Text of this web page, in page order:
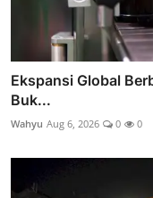
Ekspansi Global
Buk...
Wahyu Aug 6, 2026 0 0